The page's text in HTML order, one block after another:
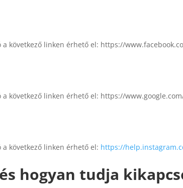
következő linken érhető el: https://
a következő linken érhető el: https://
következő linken érhető el: https://
hogyan tudja